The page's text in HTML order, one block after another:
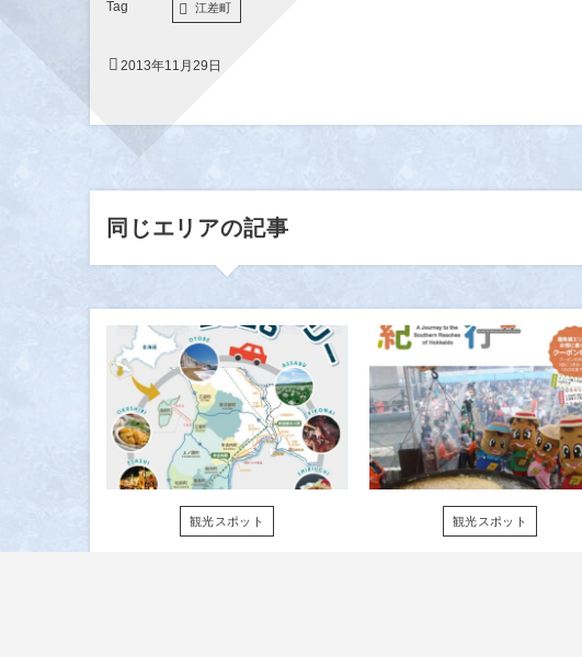
江差町
2013年11月29日
同じエリアの記事
観光スポット 観光スポット